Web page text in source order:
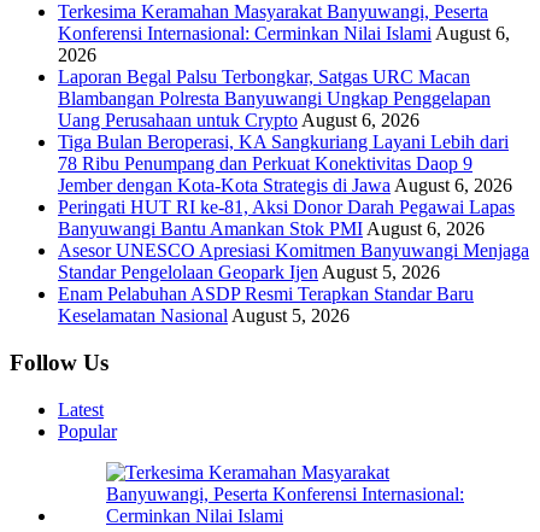
Terkesima Keramahan Masyarakat Banyuwangi, Peserta
Konferensi Internasional: Cerminkan Nilai Islami August 6,
2026
Laporan Begal Palsu Terbongkar, Satgas URC Macan
Blambangan Polresta Banyuwangi Ungkap Penggelapan
Uang Perusahaan untuk Crypto August 6, 2026
Tiga Bulan Beroperasi, KA Sangkuriang Layani Lebih dari
78 Ribu Penumpang dan Perkuat Konektivitas Daop 9
Jember dengan Kota-Kota Strategis di Jawa August 6, 2026
Peringati HUT RI ke-81, Aksi Donor Darah Pegawai Lapas
Banyuwangi Bantu Amankan Stok PMI August 6, 2026
Asesor UNESCO Apresiasi Komitmen Banyuwangi Menjaga
Standar Pengelolaan Geopark Ijen August 5, 2026
Enam Pelabuhan ASDP Resmi Terapkan Standar Baru
Keselamatan Nasional August 5, 2026
Follow Us
Latest
Popular